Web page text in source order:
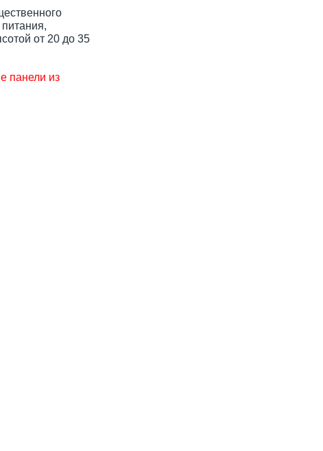
от 20 до 35
панели из